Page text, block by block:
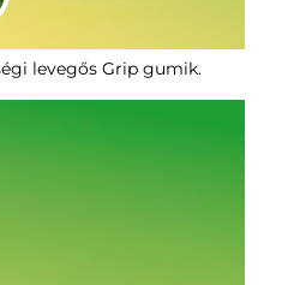
levegős Grip gumik.